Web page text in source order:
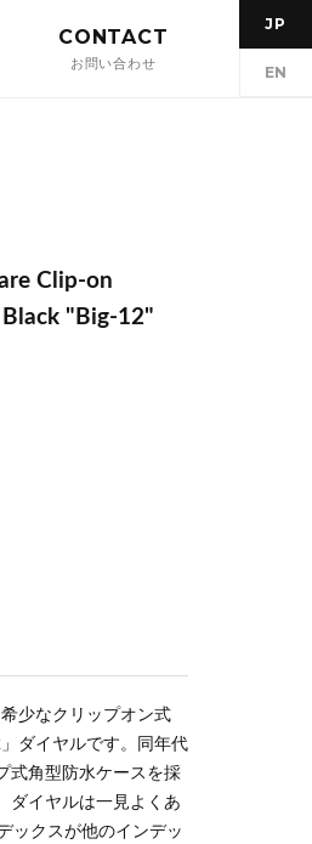
CONTACT
お問い合わせ
JP
EN
Clip-on
"Big-12"
少なクリップオン式
ダイヤルです。同年代
式角型防水ケースを採
ダイヤルは一見よくあ
ックスが他のインデッ